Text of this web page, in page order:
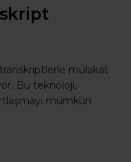
mülakat
Bu teknoloji,
mümkün